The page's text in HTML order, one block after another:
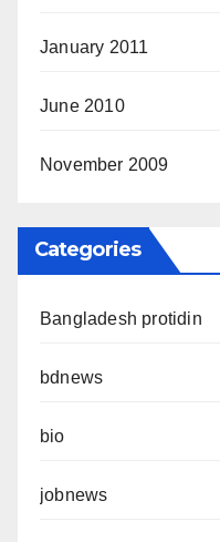
January 2011
June 2010
November 2009
Categories
Bangladesh protidin
bdnews
bio
jobnews